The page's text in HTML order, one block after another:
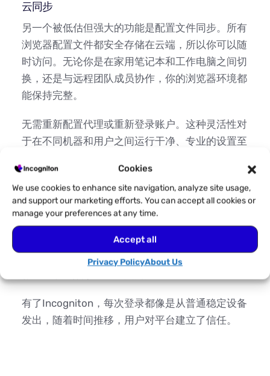
Cookies
We use cookies to enhance site navigation, analyze site usage,
and support our marketing efforts. You can accept all cookies or
manage your preferences at any time.
Accept all
Privacy PolicyAbout Us
云同步
另一个被低估但强大的功能是配置文件同步。所有
浏览器配置文件都安全存储在云端，所以你可以随
时访问。无论你是在家用笔记本和工作电脑之间切
换，还是与远程团队成员协作，你的浏览器环境都
能保持完整。
无需重新配置代理或重新登录账户。这种灵活性对
于在不同机器和用户之间运行干净、专业的设置至
内置Cookie管理工具
每个 Incogniton 个人资料都保留自己的 Cookie、
本地存储、保存的登录信息，甚至还有
，所以你不必每次都重复登录。这
不仅方便，对账户信任也非常重要。Vinted可能会
有了Incogniton，每次登录都像是从普通稳定设备
发出，随着时间推移，用户对平台建立了信任。